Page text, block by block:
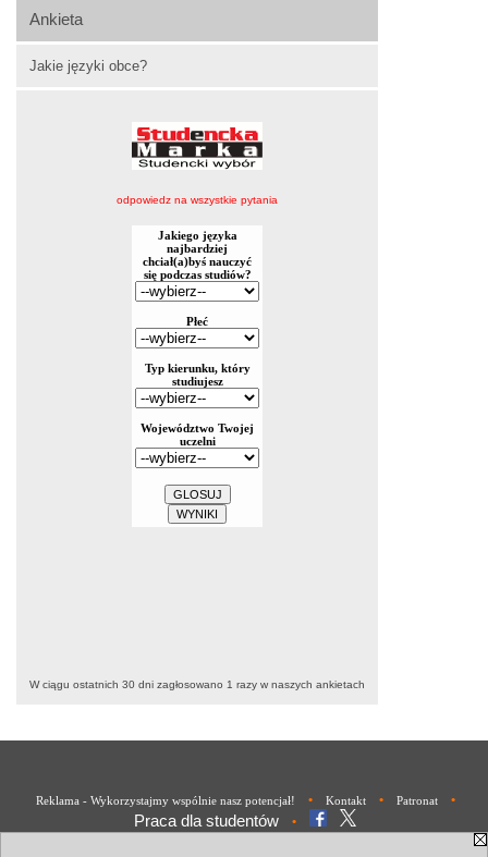
Ankieta
Jakie języki obce?
odpowiedz na wszystkie pytania
W ciągu ostatnich 30 dni zagłosowano 1 razy w naszych ankietach
Reklama - Wykorzystajmy wspólnie nasz potencjał! • Kontakt • Patronat •
Praca dla studentów •